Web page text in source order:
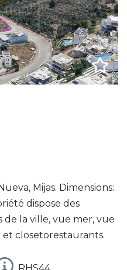
Mijas. Dimensions:
dispose des
de la ville, vue mer, vue
closetorestaurants.
RHS44